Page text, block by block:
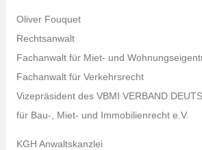
Oliver Fouquet
Rechtsanwalt
Fachanwalt für Miet- und
Fachanwalt für Verkehrsrecht
Vizepräsident des VBMI VERBAND
für Bau-, Miet- und Immobilienrecht e.V.
KGH Anwaltskanzlei